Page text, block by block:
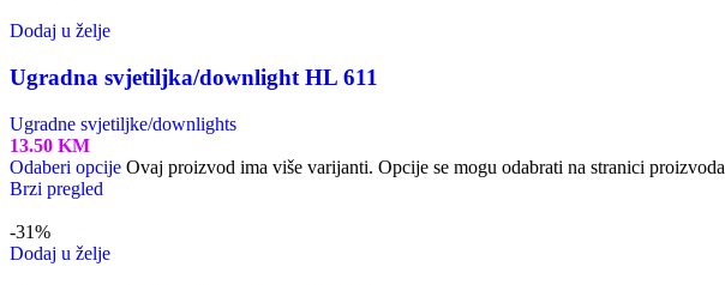
Dodaj u želje
Ugradna svjetiljka/downlight HL 611
Ugradne svjetiljke/downlights
13.50 KM
Odaberi opcije Ovaj proizvod ima više varijanti. Opcije se mogu odabrati na stranici proizvoda
Brzi pregled
-31%
Dodaj u želje